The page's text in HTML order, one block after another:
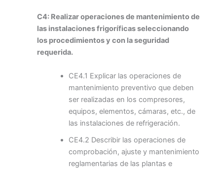
C4: Realizar operaciones de mantenimiento de
las instalaciones frigoríficas seleccionando
los procedimientos y con la seguridad
requerida.
CE4.1 Explicar las operaciones de
mantenimiento preventivo que deben
ser realizadas en los compresores,
equipos, elementos, cámaras, etc., de
las instalaciones de refrigeración.
CE4.2 Describir las operaciones de
comprobación, ajuste y mantenimiento
reglamentarias de las plantas e